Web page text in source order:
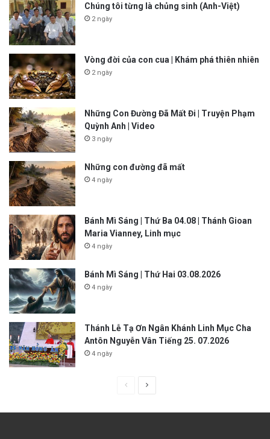
Chúng tôi từng là chủng sinh (Anh-Việt)
2 ngày
Vòng đời của con cua | Khám phá thiên nhiên
2 ngày
Những Con Đường Đã Mất Đi | Truyện Phạm
Quỳnh Anh | Video
3 ngày
Những con đường đã mất
4 ngày
Bánh Mì Sáng | Thứ Ba 04.08 | Thánh Gioan
Maria Vianney, Linh mục
4 ngày
Bánh Mì Sáng | Thứ Hai 03.08.2026
4 ngày
Thánh Lễ Tạ Ơn Ngân Khánh Linh Mục Cha
Antôn Nguyễn Vân Tiếng 25. 07.2026
4 ngày